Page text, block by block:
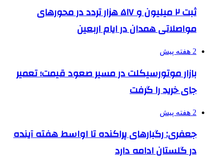
ثبت ۲ میلیون و ۵۱۷ هزار تردد در محورهای
مواصلاتی همدان در ایام اربعین
2 هفته پیش
بازار موتورسیکلت در مسیر صعود قیمت؛ تعمیر
جای خرید را گرفت
2 هفته پیش
جعفری: رگبارهای پراکنده تا اواسط هفته آینده
در گلستان ادامه دارد